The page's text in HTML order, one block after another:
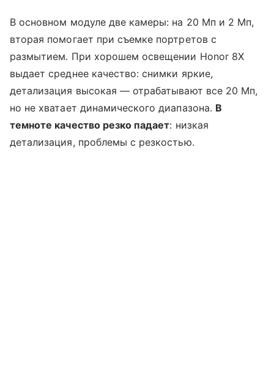
В основном модуле две камеры: на 20 Мп и 2 Мп,
вторая помогает при съемке портретов с
размытием. При хорошем освещении Honor 8X
выдает среднее качество: снимки яркие,
детализация высокая — отрабатывают все 20 Мп,
но не хватает динамического диапазона. В
темноте качество резко падает: низкая
детализация, проблемы с резкостью.